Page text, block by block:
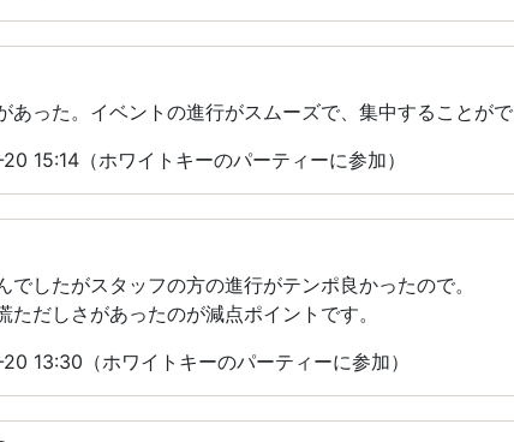
あった。イベントの進行がスムーズで、集中することがで
15:14（ホワイトキーのパーティーに参加）
でしたがスタッフの方の進行がテンポ良かったので。
ただしさがあったのが減点ポイントです。
13:30（ホワイトキーのパーティーに参加）